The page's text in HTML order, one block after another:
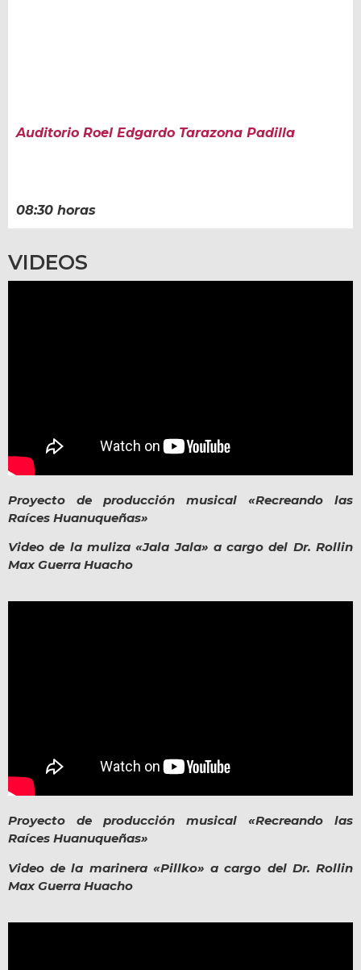
Auditorio Roel Edgardo Tarazona Padilla
08:30 horas
VIDEOS
Proyecto de producción musical «Recreando las
Raíces Huanuqueñas»
Video de la muliza «Jala Jala» a cargo del Dr. Rollin
Max Guerra Huacho
Proyecto de producción musical «Recreando las
Raíces Huanuqueñas»
Video de la marinera «Pillko» a cargo del Dr. Rollin
Max Guerra Huacho